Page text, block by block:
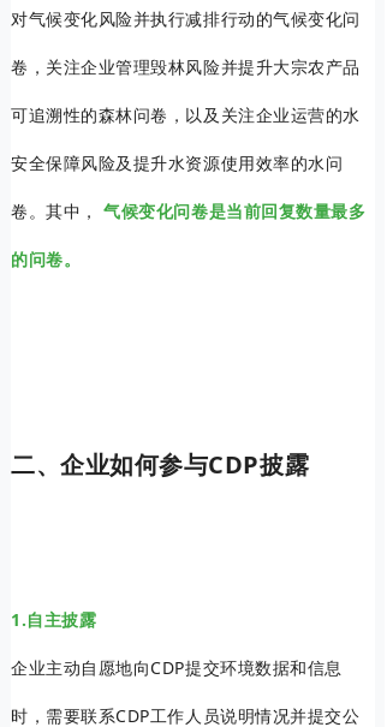
对气候变化风险并执行减排行动的气候变化问
卷，关注企业管理毁林风险并提升大宗农产品
可追溯性的森林问卷，以及关注企业运营的水
安全保障风险及提升水资源使用效率的水问
卷。其中， 气候变化问卷是当前回复数量最多
的问卷。
二、企业如何参与CDP披露
1.自主披露
企业主动自愿地向CDP提交环境数据和信息
时，需要联系CDP工作人员说明情况并提交公